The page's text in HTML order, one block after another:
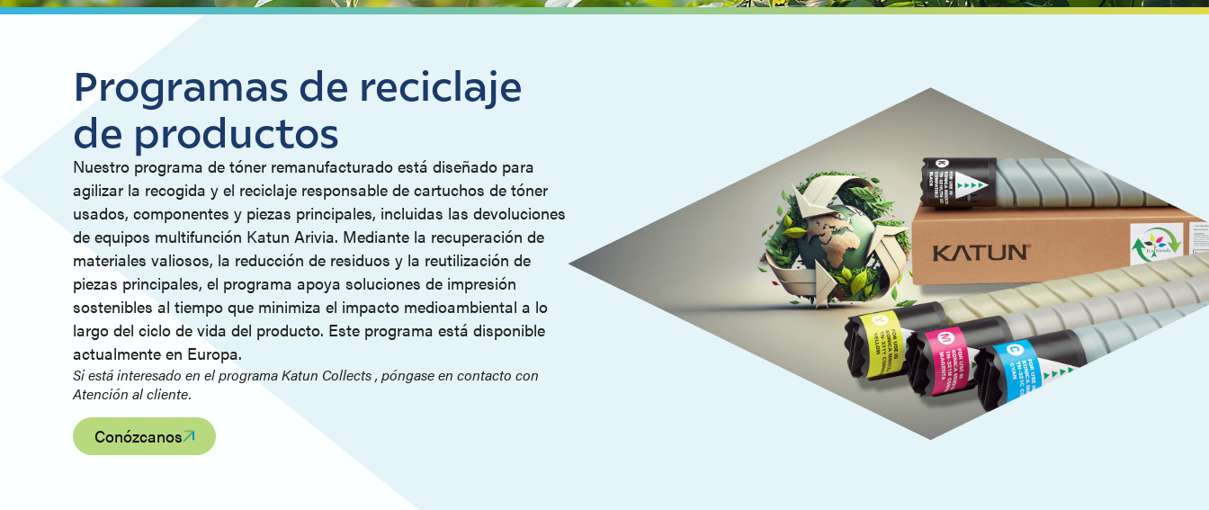
Programas de reciclaje
de productos
Nuestro programa de tóner remanufacturado está diseñado para
agilizar la recogida y el reciclaje responsable de cartuchos de tóner
usados, componentes y piezas principales, incluidas las devoluciones
de equipos multifunción Katun Arivia. Mediante la recuperación de
materiales valiosos, la reducción de residuos y la reutilización de
piezas principales, el programa apoya soluciones de impresión
sostenibles al tiempo que minimiza el impacto medioambiental a lo
largo del ciclo de vida del producto. Este programa está disponible
actualmente en Europa.
Si está interesado en el programa Katun Collects , póngase en contacto con
Atención al cliente.
Conózcanos